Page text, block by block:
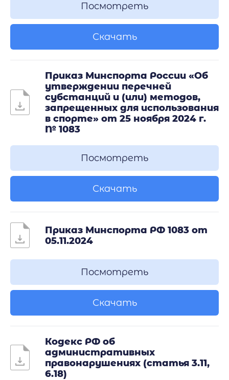
Посмотреть
Скачать
Приказ Минспорта России «Об
утверждении перечней
субстанций и (или) методов,
запрещенных для использования
в спорте» от 25 ноября 2024 г.
№ 1083
Посмотреть
Скачать
Приказ Минспорта РФ 1083 от
05.11.2024
Посмотреть
Скачать
Кодекс РФ об
административных
правонарушениях (статья 3.11,
6.18)